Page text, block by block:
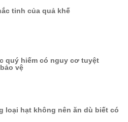
tinh của quả khế
quý hiếm có nguy cơ tuyệt
vệ
loại hạt không nên ăn dù biết có